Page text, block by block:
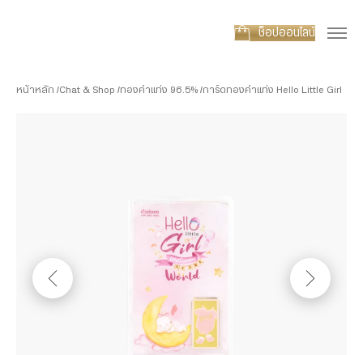
ช็อปออนไลน์
หน้าหลัก Chat & Shop ทองคำแท่ง 96.5% การ์ดทองคำแท่ง Hello Little Girl